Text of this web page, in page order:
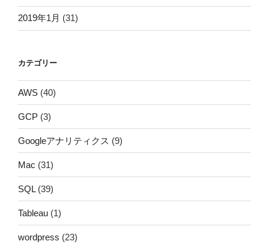
2019年1月 (31)
カテゴリー
AWS (40)
GCP (3)
Googleアナリティクス (9)
Mac (31)
SQL(39)
Tableau (1)
wordpress (23)